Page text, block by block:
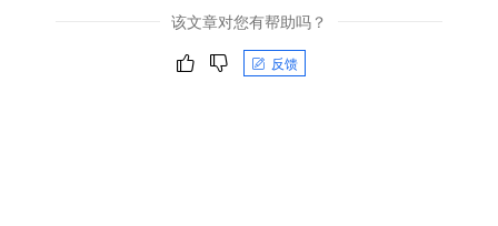
该文章对您有帮助吗？
反馈